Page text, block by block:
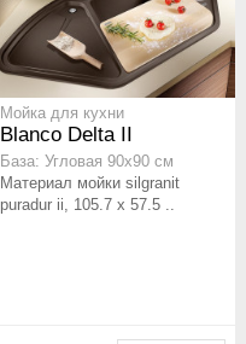
Мойка для кухни
Blanco Delta II
База: Угловая 90x90 см
Материал мойки silgranit
puradur ii, 105.7 x 57.5 ..